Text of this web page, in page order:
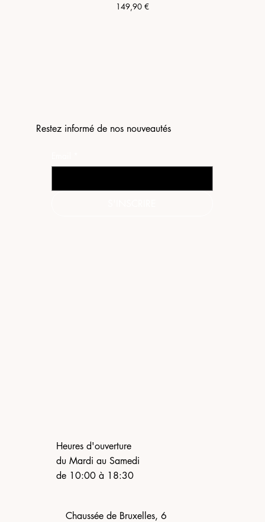
Prix
149,90 €
Restez informé de nos nouveautés
Heures d'ouverture
du Mardi au Samedi
de 10:00 à 18:30
Chaussée de Bruxelles, 6